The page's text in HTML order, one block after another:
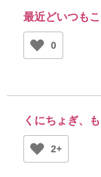
最近どいつも
0
くにちょぎ、
2+